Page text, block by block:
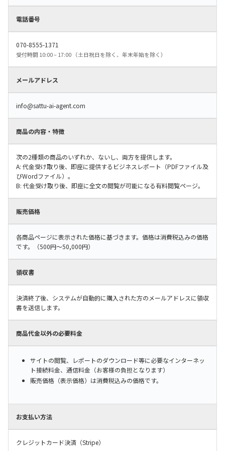
電話番号
070-8555-1371
受付時間 10:00 – 17:00 （土日祝日を除く、年末年始を除く）
メールアドレス
info@sattu-ai-agent.com
商品の内容・特徴
次の2種類の商品のいずれか、ないし、両方を提供します。
A: 代金受け取り後、即座に提供するビジネスレポート（PDFファイル及
びWordファイル）。
B: 代金受け取り後、即座に全文の閲覧が可能になる有料閲覧ページ。
販売価格
各商品ページに表示された価格に基づきます。価格は消費税込みの価格
です。（500円〜50,000円）
領収書
決済終了後、システムが自動的に購入された方のメールアドレスに領収
書を送信します。
商品代金以外の必要料金
サイトの閲覧、レポートのダウンロード等に必要なインターネッ
ト接続料金、通信料金（お客様の負担となります）
販売価格（表示価格）は消費税込みの価格です。
お支払い方法
クレジットカード決済（Stripe）